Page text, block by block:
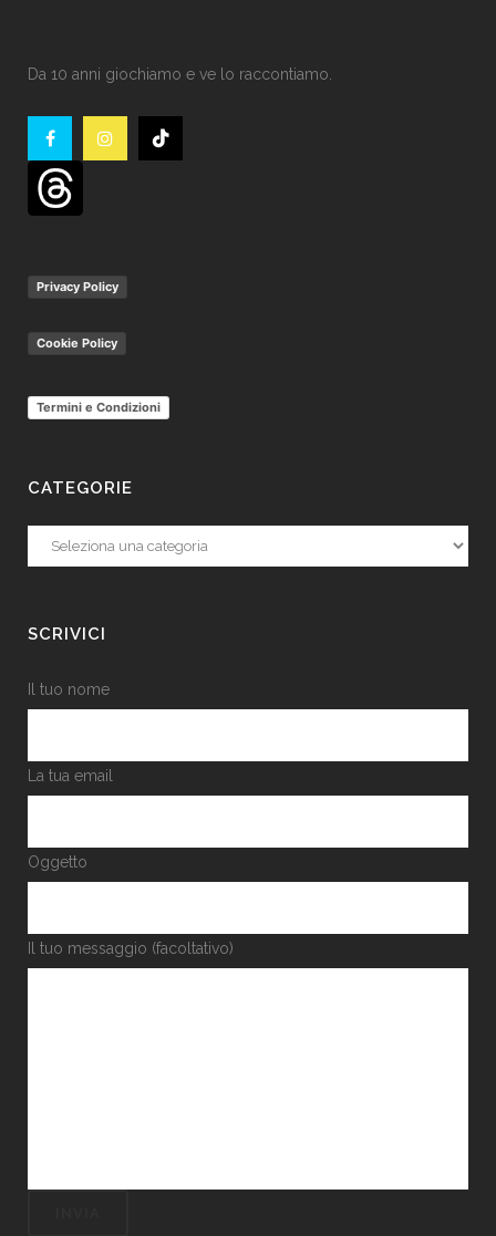
Da 10 anni giochiamo e ve lo raccontiamo.
Privacy Policy
Cookie Policy
Termini e Condizioni
CATEGORIE
Categorie
SCRIVICI
Il tuo nome
La tua email
Oggetto
Il tuo messaggio (facoltativo)